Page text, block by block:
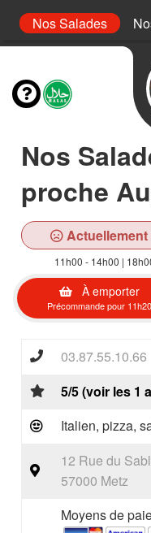
Nos Salades
Nos
proche
Actuellement
11h00 - 14h00 |
À emporter
Précommande pour 11h20
03.87.55.10.66
5/5 (voir les 1
Italien, pizza,
12 Rue du
57000 Metz
Moyens de